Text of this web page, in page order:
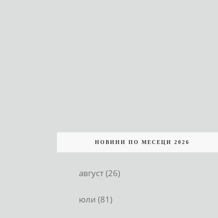
НОВИНИ ПО МЕСЕЦИ 2026
август (26)
юли (81)